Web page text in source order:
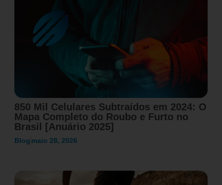
850 Mil Celulares Subtraídos em 2024: O
Mapa Completo do Roubo e Furto no
Brasil [Anuário 2025]
Blog maio 28, 2026